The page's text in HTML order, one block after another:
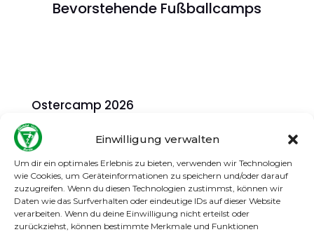
Einwilligung verwalten
Um dir ein optimales Erlebnis zu bieten, verwenden wir Technologien
wie Cookies, um Geräteinformationen zu speichern und/oder darauf
zuzugreifen. Wenn du diesen Technologien zustimmst, können wir
Daten wie das Surfverhalten oder eindeutige IDs auf dieser Website
verarbeiten. Wenn du deine Einwilligung nicht erteilst oder
zurückziehst, können bestimmte Merkmale und Funktionen
Bevorstehende Fußballcamps
Ostercamp 2026
Alter: G-Jugend bis einschließlich D-Jugend
Preis inkl. Nike Trikot, Hose, Stutzen, Ball
inkl. Mittagessen, Obst & Getränken
31.03.-02.04.26 (tgl. 10-15 Uhr)